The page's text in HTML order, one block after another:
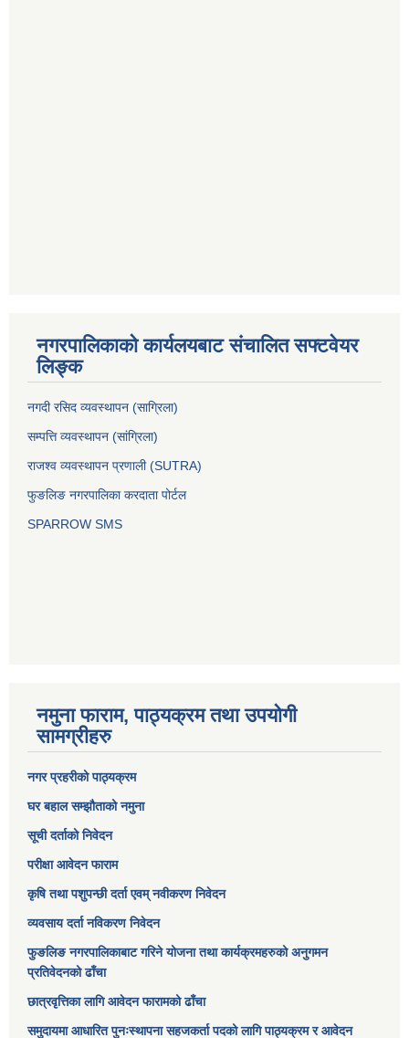
नगरपालिकाको कार्यलयबाट संचालित सफ्टवेयर
लिङ्क
नगदी रसिद व्यवस्थापन (साग्रिला)
सम्पत्ति व्यवस्थापन (सांग्रिला)
राजश्व व्यवस्थापन प्रणाली (SUTRA)
फुङलिङ नगरपालिका करदाता पोर्टल
SPARROW SMS
नमुना फाराम, पाठ्यक्रम तथा उपयोगी
सामग्रीहरु
नगर प्रहरीको पाठ्यक्रम
घर बहाल सम्झौताको नमुना
सूची दर्ताको निवेदन
परीक्षा आवेदन फाराम
कृषि तथा पशुपन्छी दर्ता एवम् नवीकरण निवेदन
व्यवसाय दर्ता नविकरण निवेदन
फुङलिङ नगरपालिकाबाट गरिने योजना तथा कार्यक्रमहरुको अनुगमन
प्रतिवेदनको ढाँचा
छात्रवृत्तिका लागि आवेदन फारामको ढाँचा
समुदायमा आधारित पुनःस्थापना सहजकर्ता पदको लागि पाठ्यक्रम र आवेदन